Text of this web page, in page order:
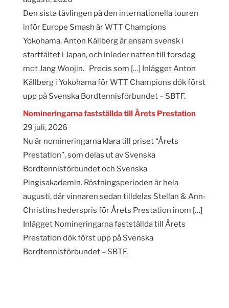
Den sista tävlingen på den internationella touren
inför Europe Smash är WTT Champions
Yokohama. Anton Källberg är ensam svensk i
startfältet i Japan, och inleder natten till torsdag
mot Jang Woojin. Precis som […] Inlägget Anton
Källberg i Yokohama för WTT Champions dök först
upp på Svenska Bordtennisförbundet – SBTF.
Nomineringarna fastställda till Årets Prestation
29 juli, 2026
Nu är nomineringarna klara till priset “Årets
Prestation”, som delas ut av Svenska
Bordtennisförbundet och Svenska
Pingisakademin. Röstningsperioden är hela
augusti, där vinnaren sedan tilldelas Stellan & Ann-
Christins hederspris för Årets Prestation inom […]
Inlägget Nomineringarna fastställda till Årets
Prestation dök först upp på Svenska
Bordtennisförbundet – SBTF.